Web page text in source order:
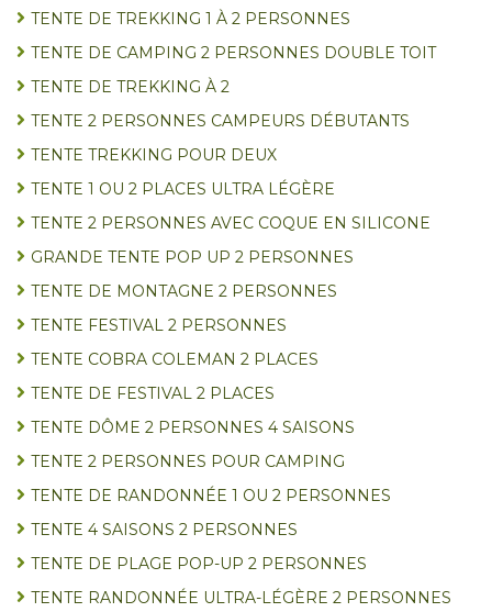
TENTE DE TREKKING 1 À 2 PERSONNES
TENTE DE CAMPING 2 PERSONNES DOUBLE TOIT
TENTE DE TREKKING À 2
TENTE 2 PERSONNES CAMPEURS DÉBUTANTS
TENTE TREKKING POUR DEUX
TENTE 1 OU 2 PLACES ULTRA LÉGÈRE
TENTE 2 PERSONNES AVEC COQUE EN SILICONE
GRANDE TENTE POP UP 2 PERSONNES
TENTE DE MONTAGNE 2 PERSONNES
TENTE FESTIVAL 2 PERSONNES
TENTE COBRA COLEMAN 2 PLACES
TENTE DE FESTIVAL 2 PLACES
TENTE DÔME 2 PERSONNES 4 SAISONS
TENTE 2 PERSONNES POUR CAMPING
TENTE DE RANDONNÉE 1 OU 2 PERSONNES
TENTE 4 SAISONS 2 PERSONNES
TENTE DE PLAGE POP-UP 2 PERSONNES
TENTE RANDONNÉE ULTRA-LÉGÈRE 2 PERSONNES